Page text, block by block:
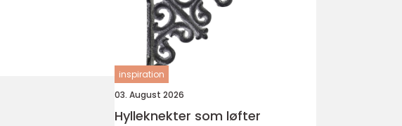
inspiration
03. August 2026
Hylleknekter som løfter